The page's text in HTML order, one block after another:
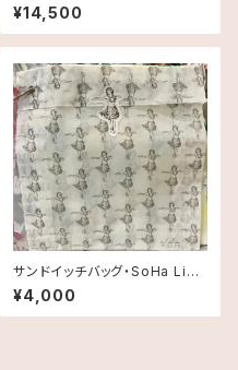
mpany コラボタンブラー18oz/
532ml水筒 ブルー系《 送料無
料》
¥14,500
サンドイッチバッグ・SoHa Livin
g・フラガール
¥4,000